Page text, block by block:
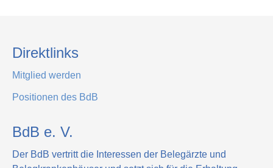
Direktlinks
Mitglied werden
Positionen des BdB
BdB e. V.
Der BdB vertritt die Interessen der Belegärzte und